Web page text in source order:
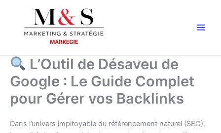
contenu
L’Outil de Désaveu de
Google : Le Guide Complet
pour Gérer vos Backlinks
Dans l’univers impitoyable du référencement naturel (SEO),